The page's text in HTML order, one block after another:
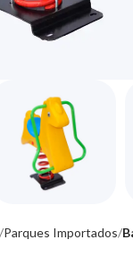
Parques Importados